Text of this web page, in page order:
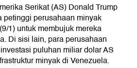
Serikat (AS) Donald Trump
petinggi perusahaan minyak
1) untuk membujuk mereka
Di sisi lain, para perusahaan
puluhan miliar dolar AS
minyak di Venezuela.